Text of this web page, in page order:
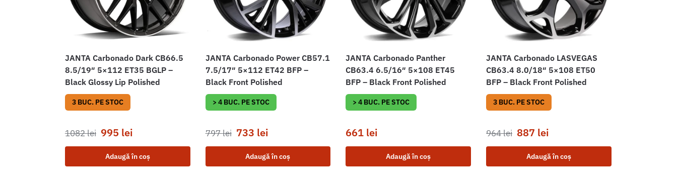
JANTA Carbonado Dark CB66.5
8.5/19″ 5×112 ET35 BGLP –
Black Glossy Lip Polished
3 BUC. PE STOC
1082lei 995 lei
Adaugă în coș
JANTA Carbonado Power CB57.1
7.5/17″ 5×112 ET42 BFP –
Black Front Polished
> 4 BUC. PE STOC
797lei 733 lei
Adaugă în coș
JANTA Carbonado Panther
CB63.4 6.5/16″ 5×108 ET45
BFP – Black Front Polished
> 4 BUC. PE STOC
661 lei
Adaugă în coș
JANTA Carbonado LASVEGAS
CB63.4 8.0/18″ 5×108 ET50
BFP – Black Front Polished
3 BUC. PE STOC
964lei 887 lei
Adaugă în coș